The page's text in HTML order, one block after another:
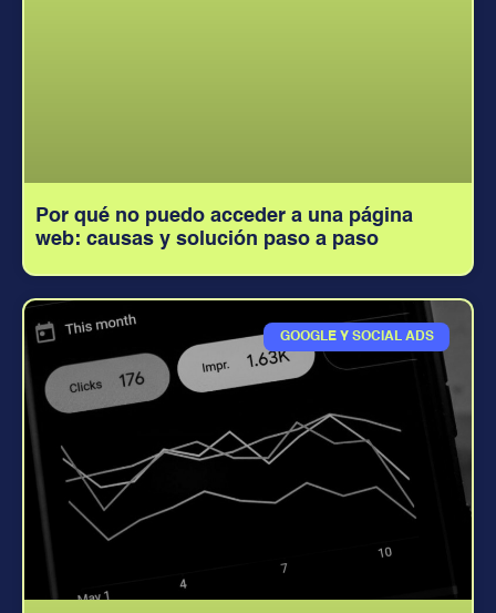
Por qué no puedo acceder a una página
web: causas y solución paso a paso
GOOGLE Y SOCIAL ADS